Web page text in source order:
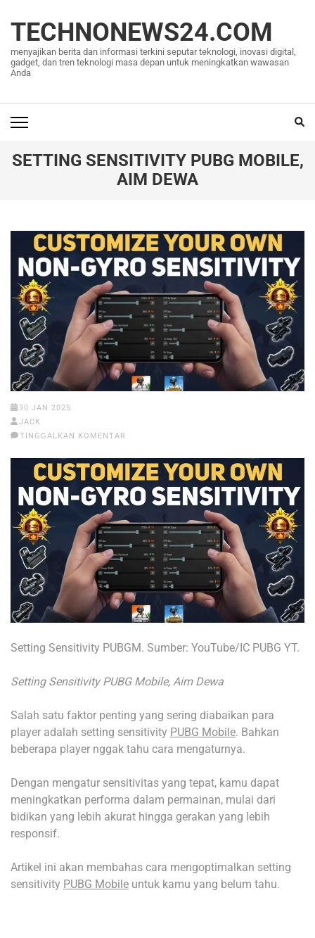
konten
(Tekan
Enter)
TECHNONEWS24.COM
menyajikan berita dan informasi terkini seputar teknologi, inovasi digital,
gadget, dan tren teknologi masa depan untuk meningkatkan wawasan
Anda
SETTING SENSITIVITY PUBG MOBILE,
AIM DEWA
30 JAN 2025
JACK
TINGGALKAN KOMENTAR
Setting Sensitivity PUBGM. Sumber: YouTube/IC PUBG YT.
Setting Sensitivity PUBG Mobile, Aim Dewa
Salah satu faktor penting yang sering diabaikan para
player adalah setting sensitivity PUBG Mobile. Bahkan
beberapa player nggak tahu cara mengaturnya.
Dengan mengatur sensitivitas yang tepat, kamu dapat
meningkatkan performa dalam permainan, mulai dari
bidikan yang lebih akurat hingga gerakan yang lebih
responsif.
Artikel ini akan membahas cara mengoptimalkan setting
sensitivity PUBG Mobile untuk kamu yang belum tahu.